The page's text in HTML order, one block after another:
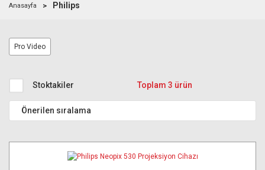
Canon R6 Mark III
Anasayfa Philips
Pro Video
Stoktakiler Toplam 3 ürün